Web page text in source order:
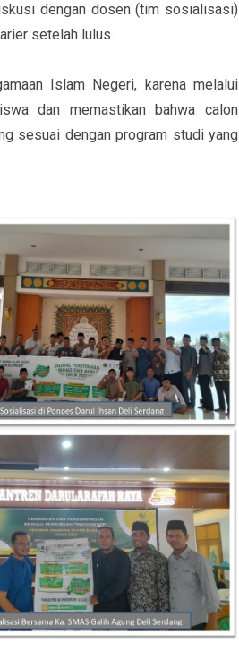
dengan dosen (tim sosialisasi)
setelah lulus.
Islam Negeri, karena melalui
dan memastikan bahwa calon
sesuai dengan program studi yang